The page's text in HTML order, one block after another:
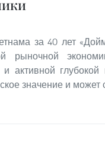
за 40 лет
рыночной
активной глубокой
значение и